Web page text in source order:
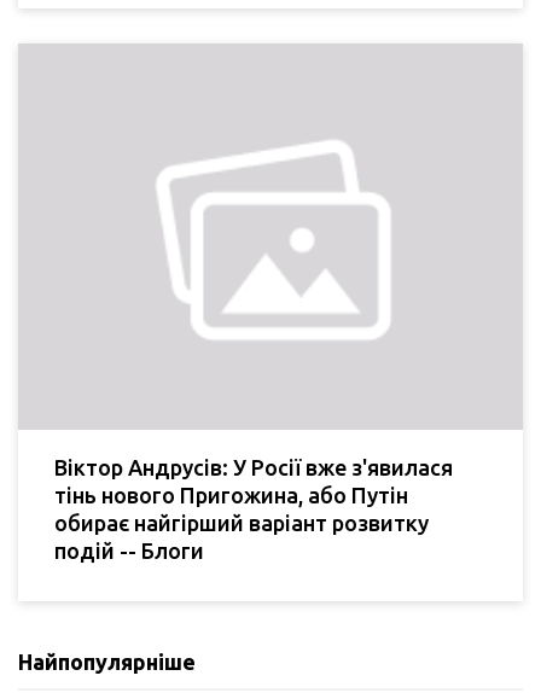
Віктор Андрусів: У Росії вже з'явилася
тінь нового Пригожина, або Путін
обирає найгірший варіант розвитку
подій -- Блоги
Найпопулярніше